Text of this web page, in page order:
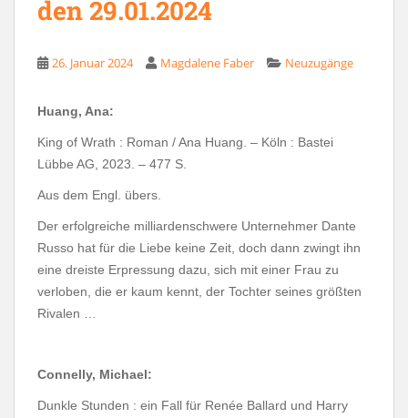
den 29.01.2024
26. Januar 2024 Magdalene Faber Neuzugänge
Huang, Ana:
King of Wrath : Roman / Ana Huang. – Köln : Bastei
Lübbe AG, 2023. – 477 S.
Aus dem Engl. übers.
Der erfolgreiche milliardenschwere Unternehmer Dante
Russo hat für die Liebe keine Zeit, doch dann zwingt ihn
eine dreiste Erpressung dazu, sich mit einer Frau zu
verloben, die er kaum kennt, der Tochter seines größten
Rivalen …
Connelly, Michael:
Dunkle Stunden : ein Fall für Renée Ballard und Harry